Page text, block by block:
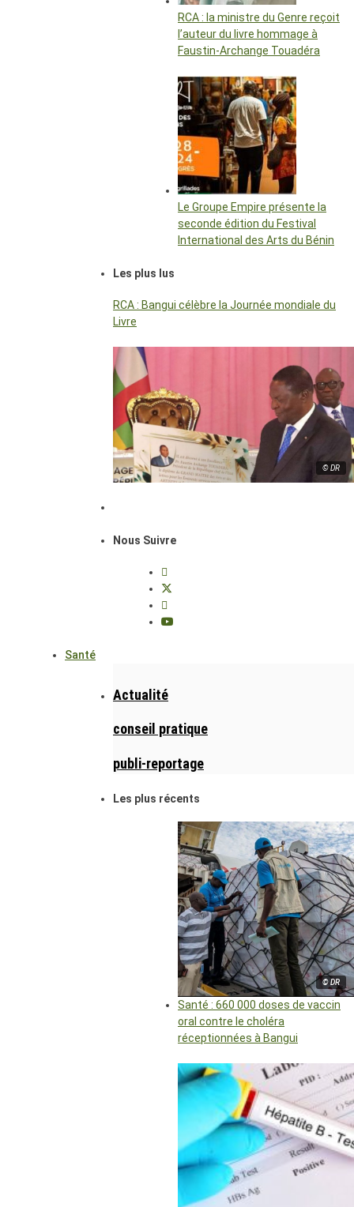
RCA : la ministre du Genre reçoit
l’auteur du livre hommage à
Faustin-Archange Touadéra
Le Groupe Empire présente la
seconde édition du Festival
International des Arts du Bénin
Les plus lus
RCA : Bangui célèbre la Journée mondiale du
Livre
© DR
Nous Suivre
Santé
Actualité
conseil pratique
publi-reportage
Les plus récents
© DR
Santé : 660 000 doses de vaccin
oral contre le choléra
réceptionnées à Bangui